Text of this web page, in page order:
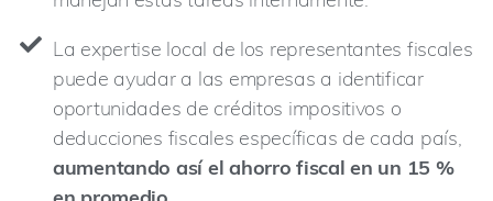
La expertise local de los representantes fiscales
puede ayudar a las empresas a identificar
oportunidades de créditos impositivos o
deducciones fiscales específicas de cada país,
aumentando así el ahorro fiscal en un 15 %